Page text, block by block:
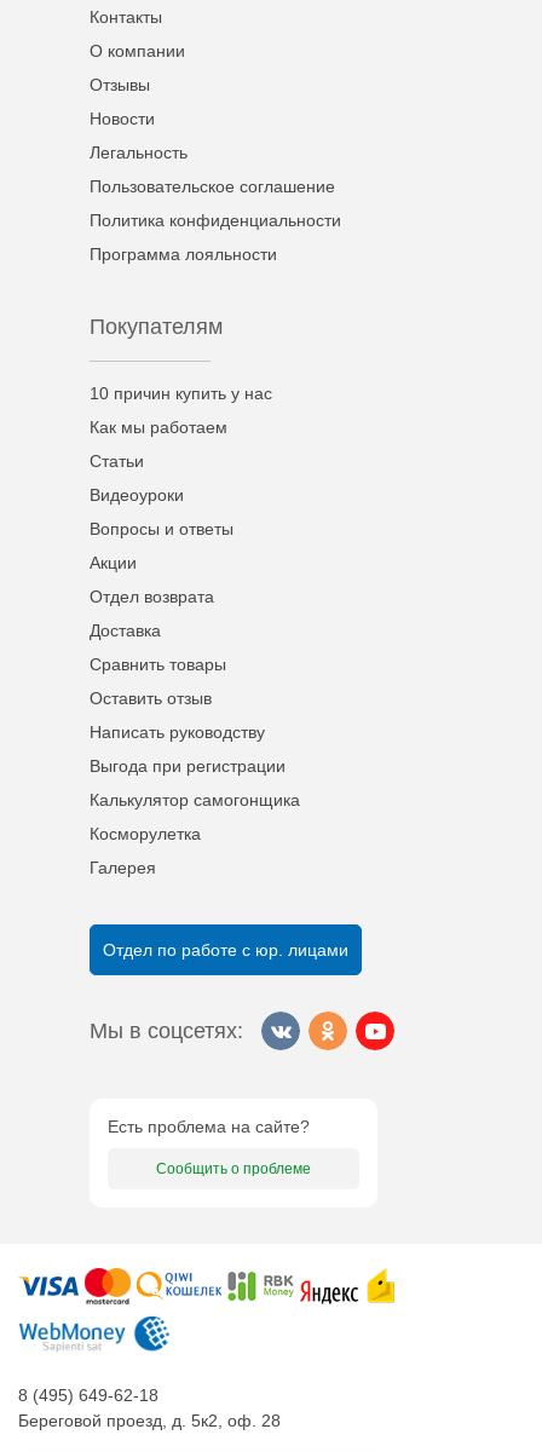
Контакты
О компании
Отзывы
Новости
Легальность
Пользовательское соглашение
Политика конфиденциальности
Программа лояльности
Покупателям
10 причин купить у нас
Как мы работаем
Статьи
Видеоуроки
Вопросы и ответы
Акции
Отдел возврата
Доставка
Сравнить товары
Оставить отзыв
Написать руководству
Выгода при регистрации
Калькулятор самогонщика
Косморулетка
Галерея
Отдел по работе с юр. лицами
Мы в соцсетях:
Есть проблема на сайте?
Сообщить о проблеме
8 (495) 649-62-18
Береговой проезд, д. 5к2, оф. 28